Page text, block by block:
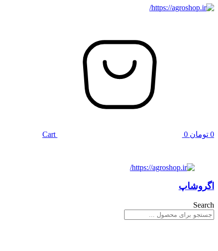
0 تومان 0
Cart
اگروشاپ
Search